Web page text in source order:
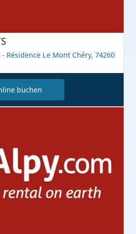
Résidence Le Mont Chéry, 74260
buchen